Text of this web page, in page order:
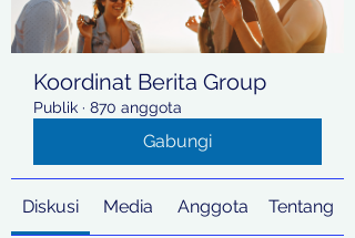
Koordinat Berita Group
Publik · 870 anggota
Gabungi
Diskusi Media Anggota Tentang